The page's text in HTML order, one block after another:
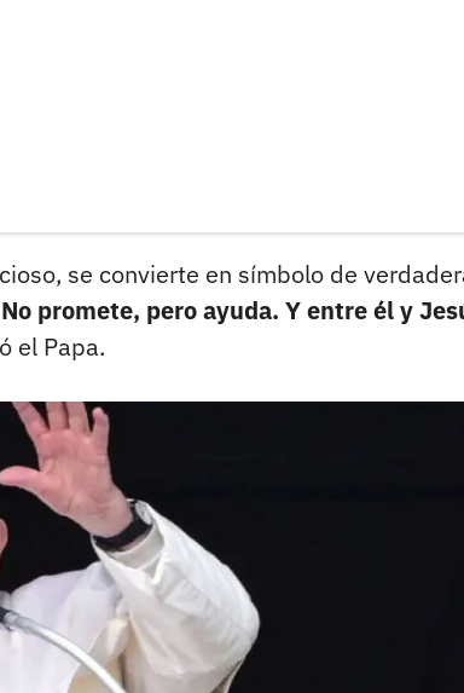
se convierte en símbolo de
promete, pero ayuda. Y entre él y
el Papa.